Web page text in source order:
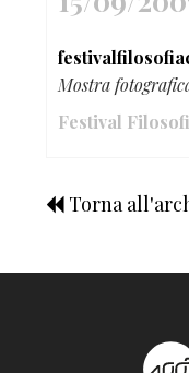
Mostra
Festival
Torna